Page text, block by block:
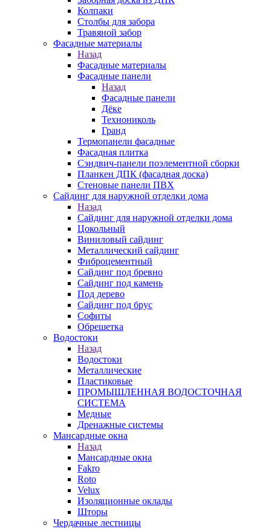
Колпаки
Столбы для забора
Травяной забор
Фасадные материалы
Назад
Фасадные материалы
Фасадные панели
Назад
Фасадные панели
Дёке
Технониколь
Гранд
Термопанели фасадные
Фасадная плитка
Сэндвич-панели поэлементной сборки
Планкен ДПК (фасадная доска)
Стеновые панели ПВХ
Сайдинг для наружной отделки дома
Назад
Сайдинг для наружной отделки дома
Цокольный
Виниловый сайдинг
Металлический сайдинг
Фиброцементный
Сайдинг под бревно
Сайдинг под камень
Под дерево
Сайдинг под брус
Софиты
Обрешетка
Водостоки
Назад
Водостоки
Металлические
Пластиковые
ПРОМЫШЛЕННАЯ ВОДОСТОЧНАЯ
СИСТЕМА
Медные
Дренажные системы
Мансардные окна
Назад
Мансардные окна
Fakro
Roto
Velux
Изоляционные оклады
Шторы
Чердачные лестницы